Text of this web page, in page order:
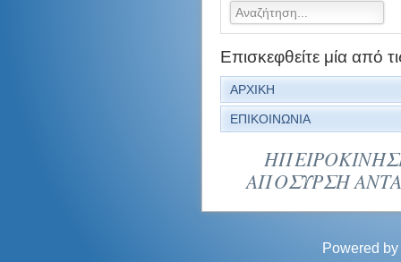
Επισκεφθείτε μία από
ΑΡΧΙΚΗ
ΕΠΙΚΟΙΝΩΝΙΑ
ΑΠΟΣΥΡΣΗ
Powered by